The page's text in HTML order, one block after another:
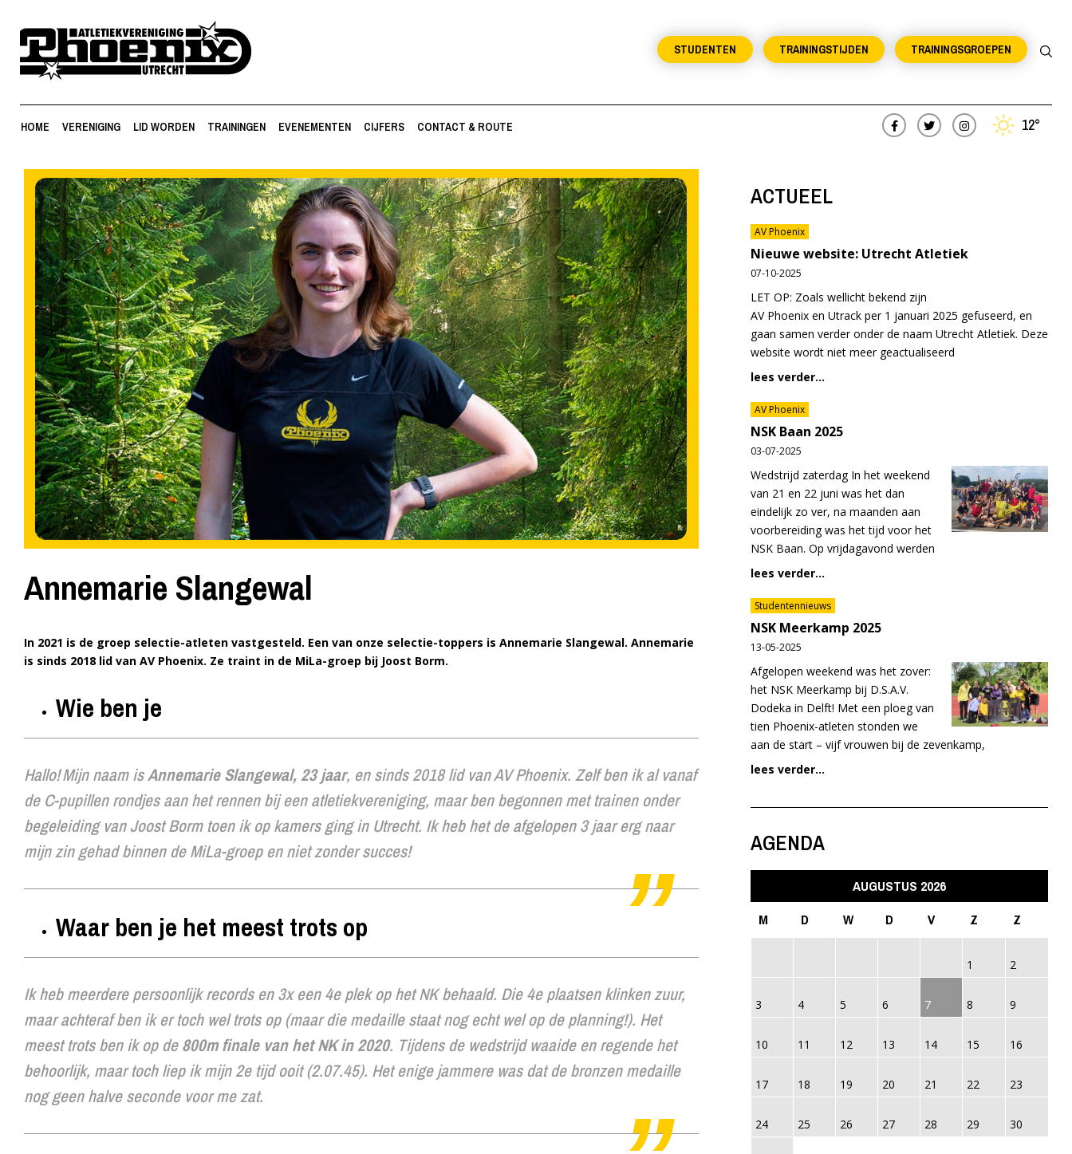
TRAININGSGROEPEN
TRAININGSTIJDEN
STUDENTEN
HOME VERENIGING LID WORDEN TRAININGEN EVENEMENTEN CIJFERS CONTACT & ROUTE 12°
Annemarie Slangewal
In 2021 is de groep selectie-atleten vastgesteld. Een van onze selectie-toppers is Annemarie Slangewal. Annemarie
is sinds 2018 lid van AV Phoenix. Ze traint in de MiLa-groep bij Joost Borm.
Wie ben je
Hallo! Mijn naam isAnnemarie Slangewal, 23 jaar, en sinds 2018 lid van AV Phoenix. Zelf ben ik al vanaf
de C-pupillen rondjes aan het rennen bij een atletiekvereniging, maar ben begonnen met trainen onder
begeleiding van Joost Borm toen ik op kamers ging in Utrecht. Ik heb het de afgelopen 3 jaar erg naar
mijn zin gehad binnen de MiLa-groep en niet zonder succes!
Waar ben je het meest trots op
Ik heb meerdere persoonlijk records en 3x een 4e plek op het NK behaald. Die 4e plaatsen klinken zuur,
maar achteraf ben ik er toch wel trots op (maar die medaille staat nog echt wel op de planning!). Het
meest trots ben ik op de800m finale van het NK in 2020. Tijdens de wedstrijd waaide en regende het
behoorlijk, maar toch liep ik mijn 2e tijd ooit (2.07.45). Het enige jammere was dat de bronzen medaille
nog geen halve seconde voor me zat.
ACTUEEL
AV Phoenix
Nieuwe website: Utrecht Atletiek
07-10-2025
LET OP: Zoals wellicht bekend zijn
AV Phoenix en Utrack per 1 januari 2025 gefuseerd, en
gaan samen verder onder de naam Utrecht Atletiek. Deze
website wordt niet meer geactualiseerd
lees verder...
AV Phoenix
NSK Baan 2025
03-07-2025
Wedstrijd zaterdag In het weekend
van 21 en 22 juni was het dan
eindelijk zo ver, na maanden aan
voorbereiding was het tijd voor het
NSK Baan. Op vrijdagavond werden
lees verder...
Studentennieuws
NSK Meerkamp 2025
13-05-2025
Afgelopen weekend was het zover:
het NSK Meerkamp bij D.S.A.V.
Dodeka in Delft! Met een ploeg van
tien Phoenix-atleten stonden we
aan de start – vijf vrouwen bij de zevenkamp,
lees verder...
AGENDA
AUGUSTUS 2026
M
D W D V Z Z
1 2
3 4 5 6 7 8 9
10 11 12 13 14 15 16
17 18 19 20 21 22 23
24 25 26 27 28 29 30